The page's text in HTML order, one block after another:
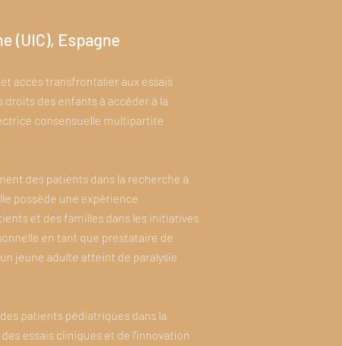
(UIC), Espagne
accès transfrontalier aux essais
des enfants à accéder à la
consensuelle multipartite
des patients dans la recherche à
possède une expérience
et des familles dans les initiatives
en tant que prestataire de
jeune adulte atteint de paralysie
patients pédiatriques dans la
essais cliniques et de l'innovation